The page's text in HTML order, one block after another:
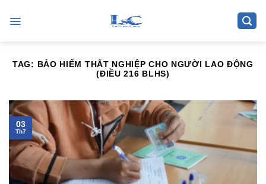
TAG: BẢO HIỂM THẤT NGHIỆP CHO NGƯỜI LAO ĐỘNG
(ĐIỀU 216 BLHS)
03
Th7